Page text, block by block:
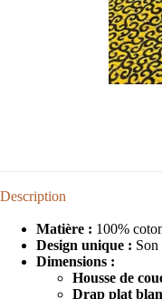
Description
Matière : 100%
Design unique : Son
Dimensions :
Housse de
Drap plat